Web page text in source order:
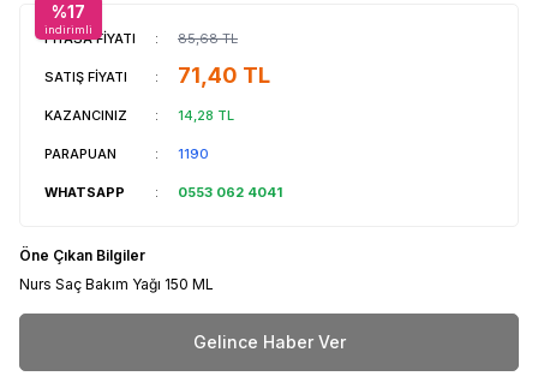
%17
indirimli
PİYASA FİYATI : 85,68TL
SATIŞ FİYATI : 71,40 TL
KAZANCINIZ : 14,28 TL
PARAPUAN : 1190
WHATSAPP : 0553 062 4041
Öne Çıkan Bilgiler
Nurs Saç Bakım Yağı 150 ML
Gelince Haber Ver